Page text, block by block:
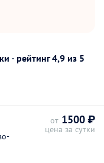
· рейтинг4,9 из 5
от 1500 ₽
цена за сутки